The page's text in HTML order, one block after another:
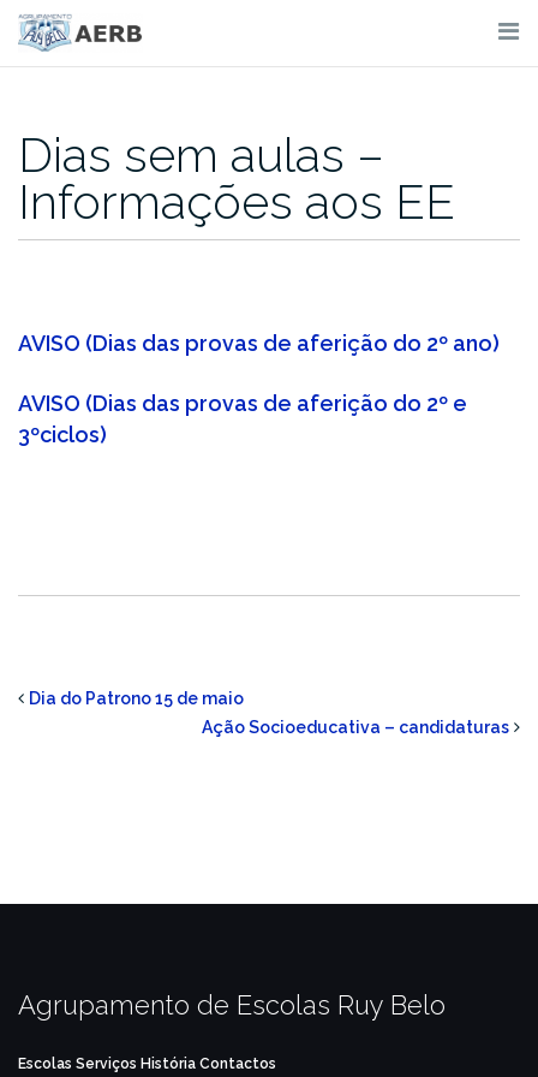
Skip
content
Dias sem aulas –
Informações aos EE
AVISO (Dias das provas de aferição do 2º ano)
AVISO (Dias das provas de aferição do 2º e
3ºciclos)
Dia do Patrono 15 de maio
Ação Socioeducativa – candidaturas
Agrupamento de Escolas Ruy Belo
Escolas Serviços História Contactos